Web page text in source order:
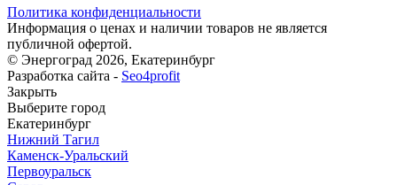
Политика конфиденциальности
Информация о ценах и наличии товаров не является
публичной офертой.
© Энергоград 2026, Екатеринбург
Разработка сайта - Seo4profit
Закрыть
Выберите город
Екатеринбург
Нижний Тагил
Каменск-Уральский
Первоуральск